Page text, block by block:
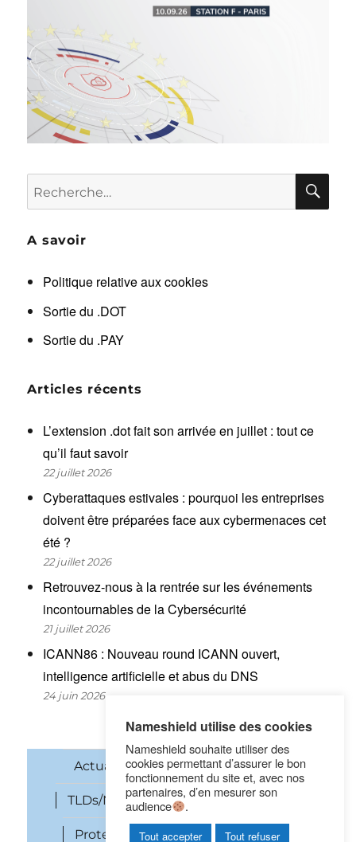
Recherche
pour :
A savoir
Politique relative aux cookies
Sortie du .DOT
Sortie du .PAY
Articles récents
L’extension .dot fait son arrivée en juillet : tout ce
qu’il faut savoir
22 juillet 2026
Cyberattaques estivales : pourquoi les entreprises
doivent être préparées face aux cybermenaces cet
été ?
22 juillet 2026
Retrouvez-nous à la rentrée sur les événements
incontournables de la Cybersécurité
21 juillet 2026
ICANN86 : Nouveau round ICANN ouvert,
intelligence artificielle et abus du DNS
24 juin 2026
Actualités Noms de domaine
TLDs/New gTLDs Cybersécurité
Protection des marques SEO
Nameshield utilise des cookies
Nameshield souhaite utiliser des
cookies permettant d’assurer le bon
fonctionnement du site et, avec nos
partenaires, d’en mesurer son
audience
.
Tout accepter Tout refuser